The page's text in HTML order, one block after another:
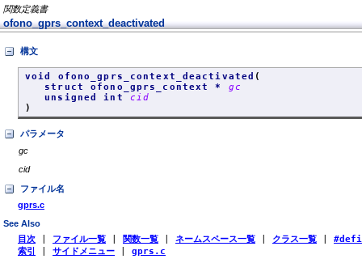
関数定義書
ofono_gprs_context_deactivated
構文
void ofono_gprs_context_deactivated (
struct ofono_gprs_context * gc
unsigned int cid
)
パラメータ
gc
cid
ファイル名
gprs.c
See Also
目次 ファイル一覧 関数一覧 ネームスペース一覧 クラス一覧
索引
サイドメニュー gprs.c